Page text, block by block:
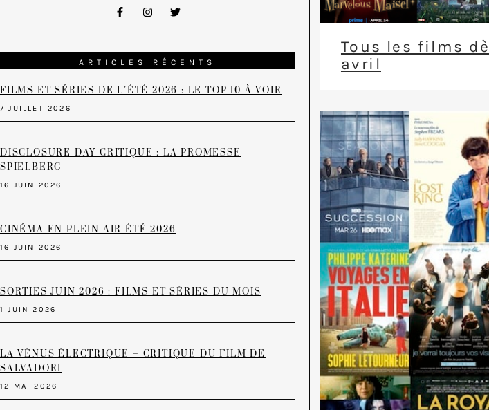
ARTICLES RÉCENTS
FILMS ET SÉRIES DE L’ÉTÉ 2026 : LE TOP 10 À VOIR
7 JUILLET 2026
DISCLOSURE DAY CRITIQUE : LA PROMESSE
SPIELBERG
16 JUIN 2026
CINÉMA EN PLEIN AIR ÉTÉ 2026
16 JUIN 2026
SORTIES JUIN 2026 : FILMS ET SÉRIES DU MOIS
1 JUIN 2026
LA VÉNUS ÉLECTRIQUE – CRITIQUE DU FILM DE
SALVADORI
12 MAI 2026
Tous les films
avril